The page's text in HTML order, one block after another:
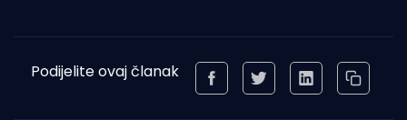
Podijelite ovaj članak